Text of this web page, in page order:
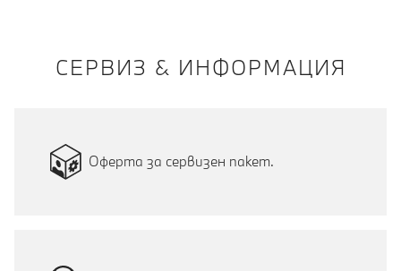
СЕРВИЗ & ИНФОРМАЦИЯ
Оферта за сервизен пакет.